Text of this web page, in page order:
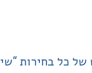
“שיר השבוע”